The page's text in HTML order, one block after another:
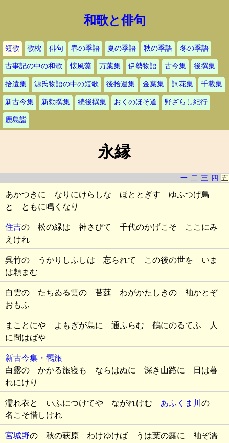
和歌と俳句
短歌 歌枕 俳句 春の季語 夏の季語 秋の季語 冬の季語
古事記の中の和歌 懐風藻 万葉集 伊勢物語 古今集 後撰集
拾遺集 源氏物語の中の短歌 後拾遺集 金葉集 詞花集 千載集
新古今集 新勅撰集 続後撰集 おくのほそ道 野ざらし紀行
鹿島詣
永縁
一 二 三 四 五
あかつきに なりにけらしな ほととぎす ゆふつげ鳥
と ともに鳴くなり
住吉の 松の緑は 神さびて 千代のかげこそ ここにみ
えけれ
呉竹の うかりしふしは 忘られて この後の世を いま
は頼まむ
白雲の たちゐる雲の 苔莚 わがかたしきの 袖かとぞ
おもふ
まことにや よもぎが島に 通ふらむ 鶴にのるてふ 人
に問はばや
新古今集・羈旅
白露の かかる旅寝も ならはぬに 深き山路に 日は暮
れにけり
濡れ衣と いふにつけてや ながれけむ あふくま川 の
名こそ惜しけれ
宮城野の 秋の萩原 わけゆけば うは葉の露に 袖ぞ濡